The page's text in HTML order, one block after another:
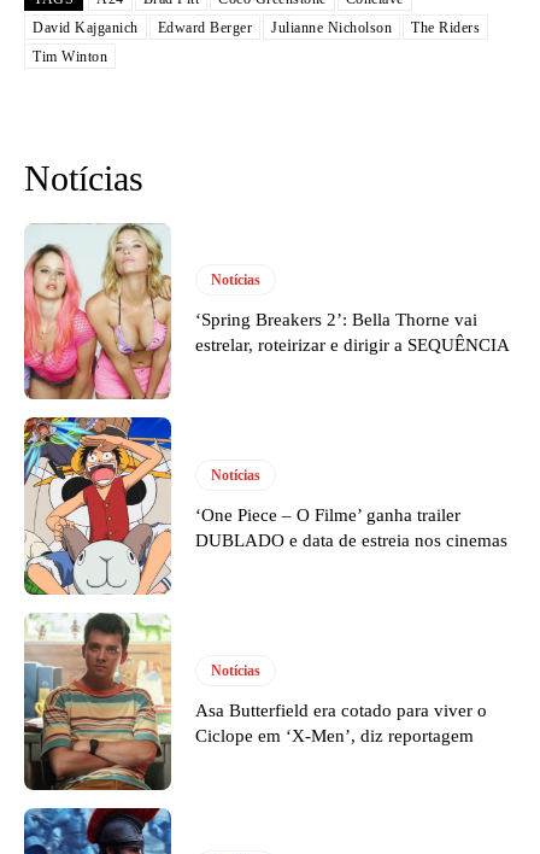
David Kajganich
Edward Berger Julianne Nicholson
The Riders
Tim Winton
Notícias
Notícias
‘Spring Breakers 2’: Bella Thorne vai
estrelar, roteirizar e dirigir a SEQUÊNCIA
Notícias
‘One Piece – O Filme’ ganha trailer
DUBLADO e data de estreia nos cinemas
Notícias
Asa Butterfield era cotado para viver o
Ciclope em ‘X-Men’, diz reportagem